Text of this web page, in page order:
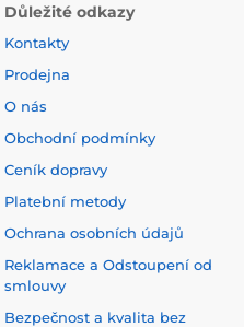
Důležité odkazy
Kontakty
Prodejna
O nás
Obchodní podmínky
Ceník dopravy
Platební metody
Ochrana osobních údajů
Reklamace a Odstoupení od
smlouvy
Bezpečnost a kvalita bez